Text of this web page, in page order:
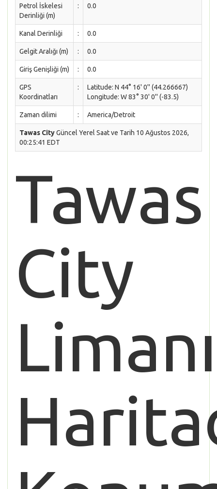
Petrol İskelesi
Derinliği (m)
: 0.0
Kanal Derinliği : 0.0
Gelgit Aralığı (m) : 0.0
Giriş Genişliği (m) : 0.0
GPS
Koordinatları
:
Latitude: N 44° 16' 0'' (44.266667)
Longitude: W 83° 30' 0'' (-83.5)
Zaman dilimi : America/Detroit
Tawas CityGüncel Yerel Saat ve Tarih 10 Ağustos 2026,
00:25:41 EDT
Tawas
City
Limanı